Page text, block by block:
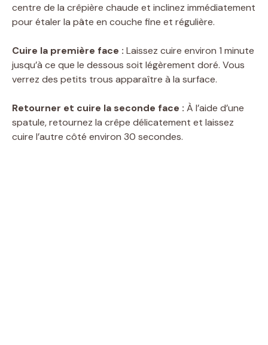
centre de la crêpière chaude et inclinez immédiatement
pour étaler la pâte en couche fine et régulière.
Cuire la première face : Laissez cuire environ 1 minute
jusqu’à ce que le dessous soit légèrement doré. Vous
verrez des petits trous apparaître à la surface.
Retourner et cuire la seconde face : À l’aide d’une
spatule, retournez la crêpe délicatement et laissez
cuire l’autre côté environ 30 secondes.